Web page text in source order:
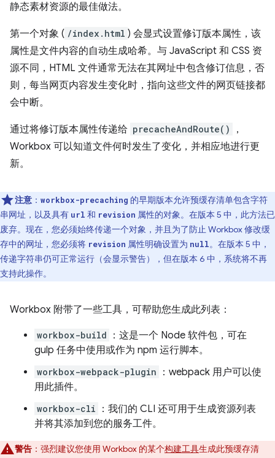
静态素材资源的最佳做法。
第一个对象 ( /index.html ) 会显式设置修订版本属性，该
属性是文件内容的自动生成哈希。与 JavaScript 和 CSS 资
源不同，HTML 文件通常无法在其网址中包含修订信息，否
则，每当网页内容发生变化时，指向这些文件的网页链接都
会中断。
通过将修订版本属性传递给 precacheAndRoute()
，
Workbox 可以知道文件何时发生了变化，并相应地进行更
新。
注意 ： workbox-precaching 的早期版本允许预缓存清单包含字符
串网址，以及具有 url 和 revision 属性的对象。在版本 5 中，此方法已
废弃。现在，您必须始终传递一个对象，并且为了防止 Workbox 修改缓
存中的网址，您必须将 revision 属性明确设置为 null。在版本 5 中，
传递字符串仍可正常运行（会显示警告），但在版本 6 中，系统将不再
支持此操作。
Workbox 附带了一些工具，可帮助您生成此列表：
workbox-build
：这是一个 Node 软件包，可在
gulp 任务中使用或作为 npm 运行脚本。
workbox-webpack-plugin
：webpack 用户可以使
用此插件。
workbox-cli
：我们的 CLI 还可用于生成资源列表
并将其添加到您的服务工件。
警告 ：强烈建议您使用 Workbox 的某个构建工具生成此预缓存清